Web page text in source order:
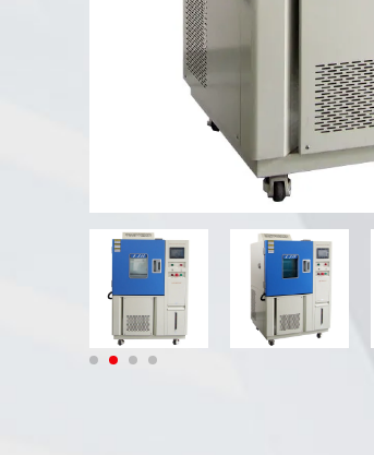
Camera di prova speciale
Apparecchiatura di prova IP